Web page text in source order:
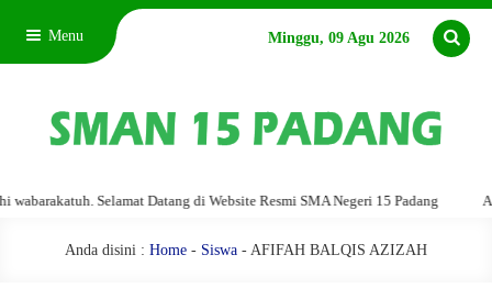
Menu Minggu, 09 Agu 2026
Selamat Datang di Website Resmi SMA Negeri 15 Padang
Anda disini : Home - Siswa - AFIFAH BALQIS AZIZAH